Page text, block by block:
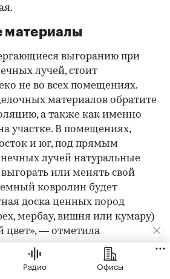
материалы
выгоранию при
лучей, стоит
не во всех помещениях.
материалов обратите
а также как именно
участке. В помещениях,
и юг, под прямым
лучей натуральные
или менять свой
ковролин будет
доска ценных пород
мербау, вишня или кумару)
цвет», — отметила
дерево
Радио Офисы